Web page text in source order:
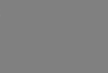
ab 7 Jahren